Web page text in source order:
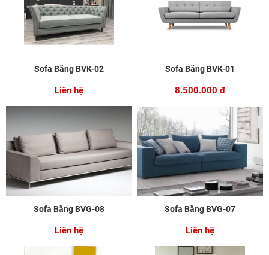
Sofa Băng BVK-02
Liên hệ
Sofa Băng BVK-01
8.500.000 đ
Sofa Băng BVG-08
Liên hệ
Sofa Băng BVG-07
Liên hệ